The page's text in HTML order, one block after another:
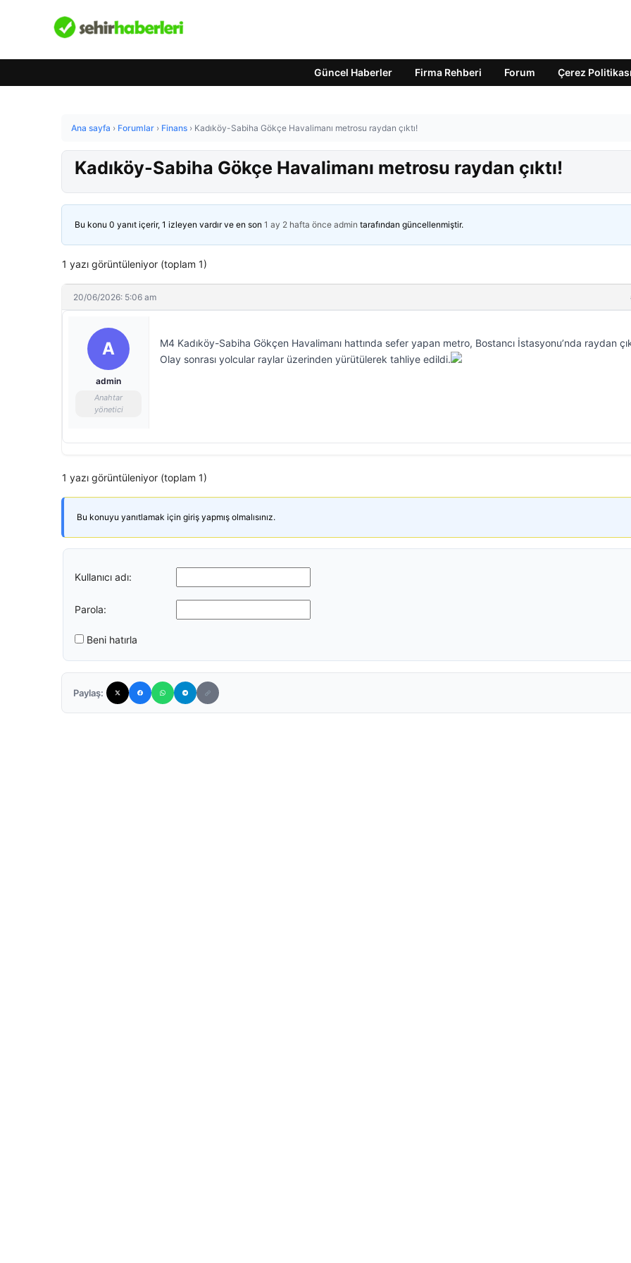
Güncel Haberler Firma Rehberi Forum Çerez Politikası
Ana sayfa › Forumlar › Finans › Kadıköy-Sabiha Gökçe Havalimanı metrosu raydan çıktı!
Kadıköy-Sabiha Gökçe Havalimanı metrosu raydan çıktı!
Bu konu 0 yanıt içerir, 1 izleyen vardır ve en son 1 ay 2 hafta önce admin tarafından güncellenmiştir.
1 yazı görüntüleniyor (toplam 1)
20/06/2026: 5:06 am
A
admin
Anahtar
yönetici
M4 Kadıköy-Sabiha Gökçen Havalimanı hattında sefer yapan metro, Bostancı İstasyonu’nda raydan
Olay sonrası yolcular raylar üzerinden yürütülerek tahliye edildi.
1 yazı görüntüleniyor (toplam 1)
Bu konuyu yanıtlamak için giriş yapmış olmalısınız.
Kullanıcı adı:
Parola:
Beni hatırla
Paylaş: